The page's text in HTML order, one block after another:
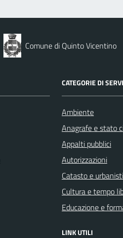
Comune di Quinto Vicentino
CATEGORIE DI
Ambiente
Anagrafe e stato
Appalti pubblici
Autorizzazioni
Catasto e
Cultura e tempo
Educazione e
LINK UTILI